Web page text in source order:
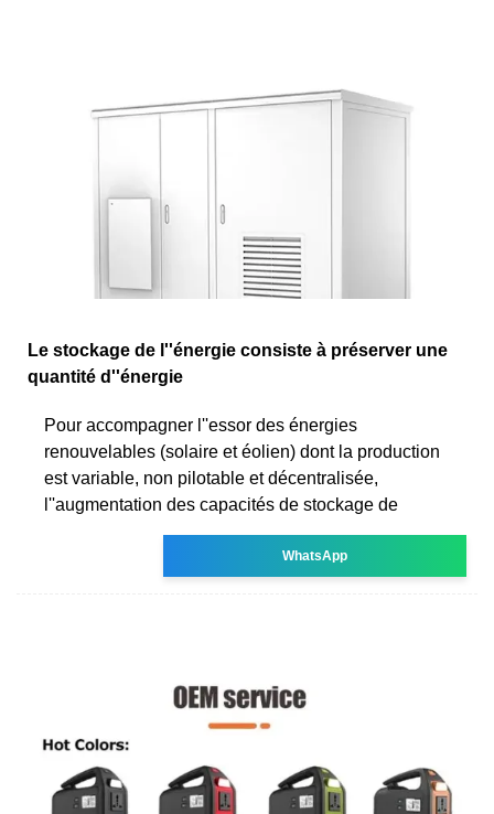
Le stockage de l''énergie consiste à préserver une
quantité d''énergie
Pour accompagner l''essor des énergies
renouvelables (solaire et éolien) dont la production
est variable, non pilotable et décentralisée,
l''augmentation des capacités de stockage de
WhatsApp